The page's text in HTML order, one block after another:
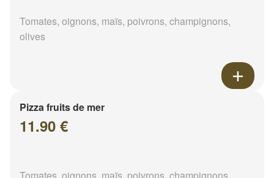
Tomates, oignons, maïs, poivrons, champignons,
olives
Pizza fruits de mer
11.90 €
Tomates, oignons, maïs, poivrons, champignons,